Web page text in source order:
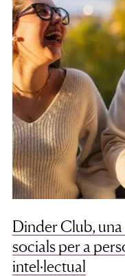
Dinder Club,
socials per a
intel·lectual